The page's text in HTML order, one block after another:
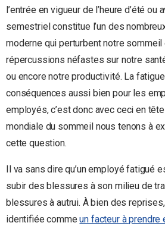
l’entrée en vigueur de l’heure d’été ou
semestriel constitue l’un des
moderne qui perturbent notre
répercussions néfastes sur notre
ou encore notre productivité. La
conséquences aussi bien pour les
employés, c’est donc avec ceci en
mondiale du sommeil nous tenons à
cette question.
Il va sans dire qu’un employé fatigué
subir des blessures à son milieu de
blessures à autrui. À bien des
identifiée commeun facteur à prendre